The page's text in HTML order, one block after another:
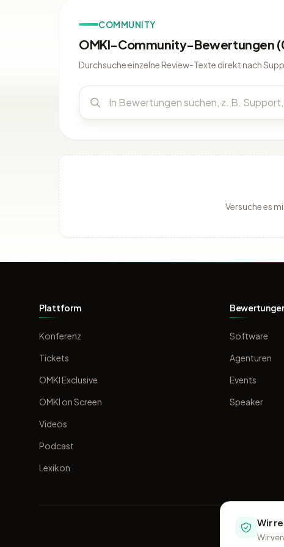
COMMUNITY
OMKI-Community-Bewertungen
Durchsuche einzelne Review-Texte direkt nach
Versuche es
Plattform
Konferenz
Tickets
OMKI Exclusive
OMKI on Screen
Videos
Podcast
Lexikon
Software
Agenturen
Events
Speaker
Wir
Wir